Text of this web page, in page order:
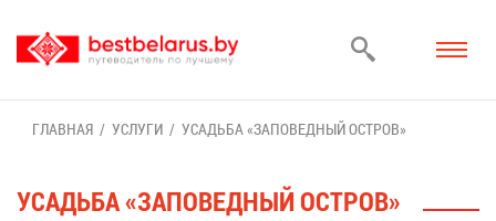
ГЛАВ­НАЯ УСЛУ­ГИ УСАДЬ­БА «ЗА­ПО­ВЕД­НЫЙ ОСТ­РОВ»
УСАДЬ­БА «ЗА­ПО­ВЕД­НЫЙ ОСТ­РОВ»